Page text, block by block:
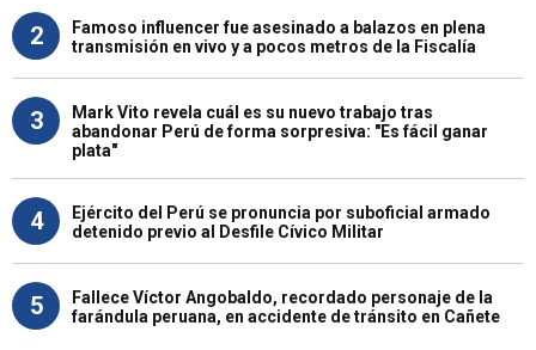
2
Famoso influencer fue asesinado a balazos en plena
transmisión en vivo y a pocos metros de la Fiscalía
3
Mark Vito revela cuál es su nuevo trabajo tras
abandonar Perú de forma sorpresiva: "Es fácil ganar
plata"
4
Ejército del Perú se pronuncia por suboficial armado
detenido previo al Desfile Cívico Militar
5
Fallece Víctor Angobaldo, recordado personaje de la
farándula peruana, en accidente de tránsito en Cañete